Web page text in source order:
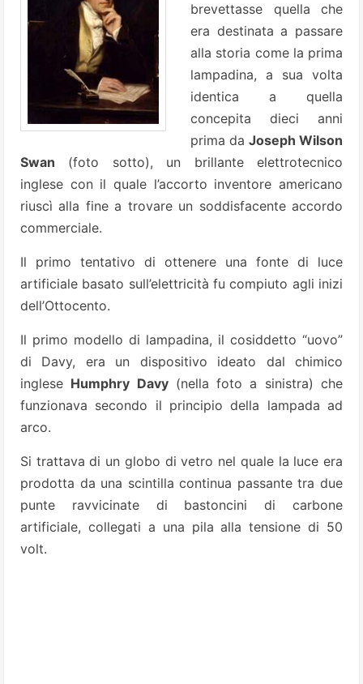
brevettasse quella che
era destinata a passare
alla storia come la prima
lampadina, a sua volta
identica a quella
concepita dieci anni
prima da Joseph Wilson
Swan (foto sotto), un brillante elettrotecnico
inglese con il quale l’accorto inventore americano
riuscì alla fine a trovare un soddisfacente accordo
commerciale.
Il primo tentativo di ottenere una fonte di luce
artificiale basato sull’elettricità fu compiuto agli inizi
dell’Ottocento.
Il primo modello di lampadina, il cosiddetto “uovo”
di Davy, era un dispositivo ideato dal chimico
inglese Humphry Davy(nella foto a sinistra) che
funzionava secondo il principio della lampada ad
arco.
Si trattava di un globo di vetro nel quale la luce era
prodotta da una scintilla continua passante tra due
punte ravvicinate di bastoncini di carbone
artificiale, collegati a una pila alla tensione di 50
volt.